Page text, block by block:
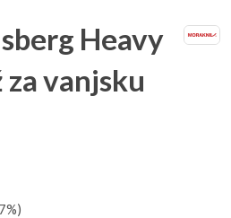
Heavy
vanjsku